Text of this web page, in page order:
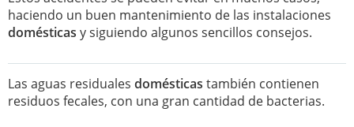
haciendo un buen mantenimiento de las instalaciones
domésticas y siguiendo algunos sencillos consejos.
Las aguas residuales domésticas también contienen
residuos fecales, con una gran cantidad de bacterias.